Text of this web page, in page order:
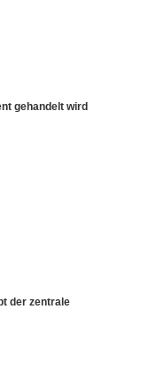
gehandelt wird
der zentrale